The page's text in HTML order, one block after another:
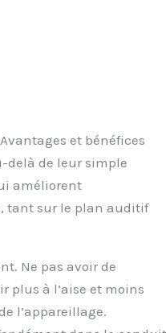
et bénéfices
de leur simple